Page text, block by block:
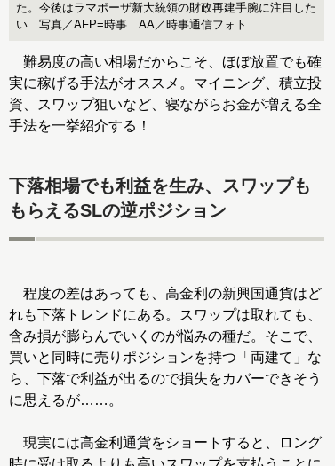
た。今後はラマポーザ新大統領の財政再建手腕に注目した
い 写真／AFP=時事 AA／時事通信フォト
難易度の高い相場だからこそ、ほぼ放置でも確
実に稼げる手法がオススメ。マイニング、積立投
資、スワップ狙いなど、寝ながらお金が増える全
手法を一挙紹介する！
下落相場でも利益を生み、スワップも
もらえるSLの逆ポジション
程度の差はあっても、高金利の新興国通貨はど
れも下落トレンドにある。スワップは取れても、
含み損が膨らんでいくのが悩みの種だ。そこで、
買いと同時に売りポジションを持つ「両建て」な
ら、下落で利益が出るので損失をカバーできそう
に思えるが……。
現実には高金利通貨をショートすると、ロング